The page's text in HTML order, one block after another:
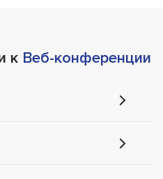
к Веб-конференции